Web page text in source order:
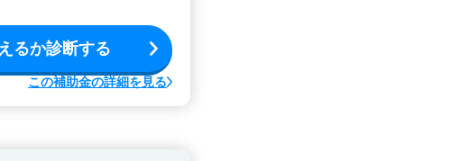
るか診断する
この補助金の詳細を見る